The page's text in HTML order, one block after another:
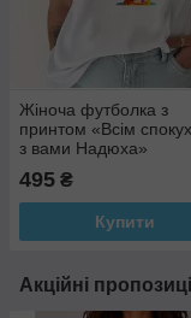
Жіноча футболка з
принтом «Всім
з вами Надюха»
495 ₴
Купити
Акційні